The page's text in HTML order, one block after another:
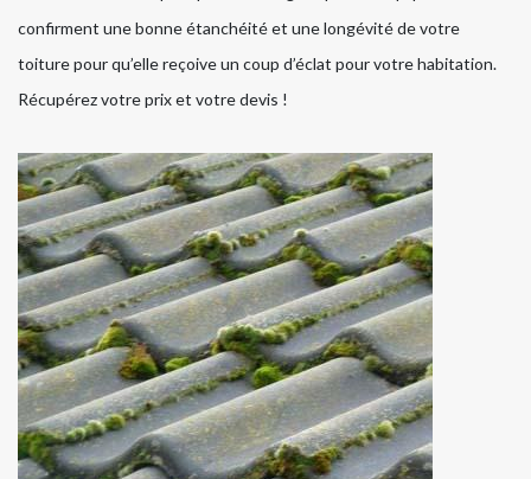
confirment une bonne étanchéité et une longévité de votre
toiture pour qu’elle reçoive un coup d’éclat pour votre habitation.
Récupérez votre prix et votre devis !